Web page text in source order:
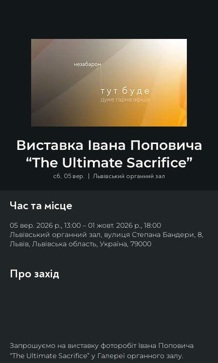
Виставка Івана Поповича
“The Ultimate Sacrifice”
сб, 05 вер.
  |
Львівський органний зал
Час та місце
05 вер. 2026 р., 13:00 – 01 жовт. 2026 р., 18:00
Львівський органний зал, вулиця Степана Бандери, 8,
Львів, Львівська область, Україна, 79000
Про захід
Запрошуємо на виставку фоторобіт Івана Поповича
“The Ultimate Sacrifice” у Галереї органного залу.